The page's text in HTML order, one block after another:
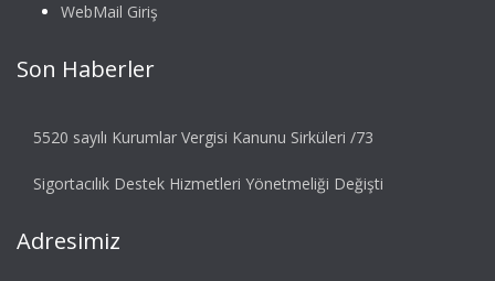
WebMail Giriş
Son Haberler
5520 sayılı Kurumlar Vergisi Kanunu Sirküleri /73
Sigortacılık Destek Hizmetleri Yönetmeliği Değişti
Adresimiz